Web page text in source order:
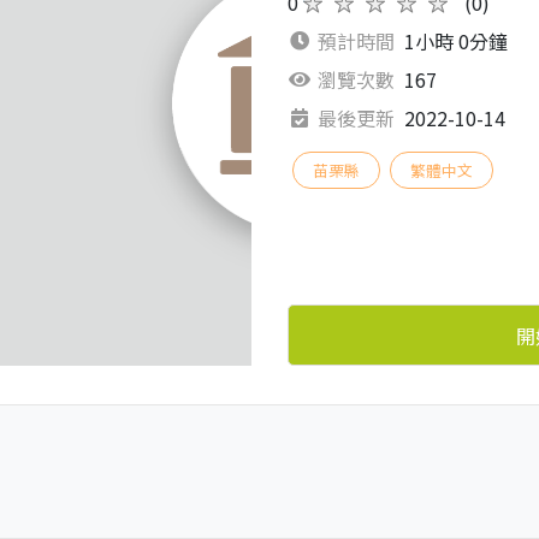
預計時間 1小時 0分鐘
瀏覽次數 167
最後更新 2022-10-14
苗栗縣 繁體中文